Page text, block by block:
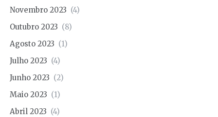
Novembro 2023 (4)
Outubro 2023 (8)
Agosto 2023 (1)
Julho 2023 (4)
Junho 2023 (2)
Maio 2023 (1)
Abril 2023 (4)